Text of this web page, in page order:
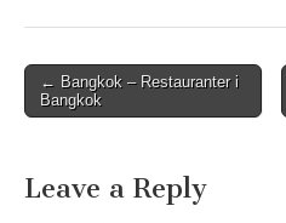
Post
navigation
← Bangkok – Restauranter i
Bangkok
Leave a Reply